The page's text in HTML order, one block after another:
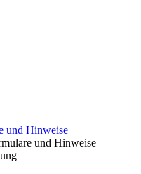
und Hinweise
und Hinweise